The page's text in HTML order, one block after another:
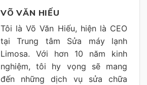
VÕ VĂN HIẾU
Tôi là Võ Văn Hiếu, hiện là CEO
tại Trung tâm Sửa máy lạnh
Limosa. Với hơn 10 năm kinh
nghiệm, tôi hy vọng sẽ mang
đến những dịch vụ sửa chữa